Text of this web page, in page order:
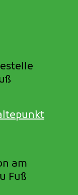
am
Fuß